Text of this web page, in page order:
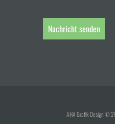
AHA Grafik Design ©